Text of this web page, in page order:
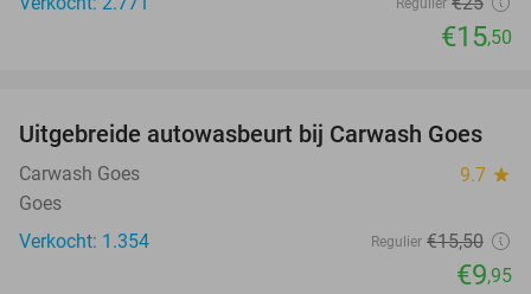
Regulier
€15,50
36%
Uitgebreide autowasbeurt bij Carwash Goes
Carwash Goes 9.7 star
Goes
Verkocht: 1.354
Regulier €15,50
€9,95